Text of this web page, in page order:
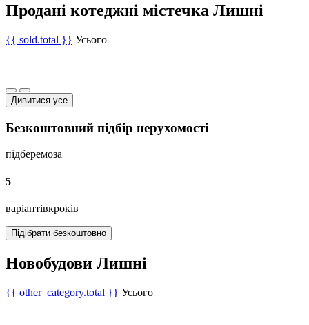
Продані котеджні містечка Лишні
{{ sold.total }} Усього
Дивитися усе
Безкоштовний підбір нерухомості
підберемоза
5
варіантівкроків
Підібрати безкоштовно
Новобудови Лишні
{{ other_category.total }} Усього